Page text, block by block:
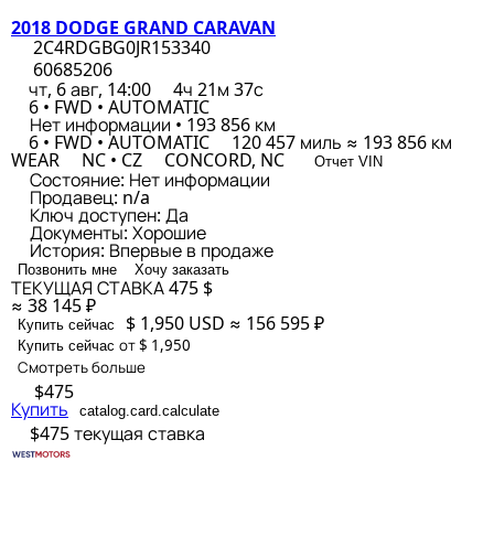
2018 DODGE GRAND CARAVAN
2C4RDGBG0JR153340
60685206
чт, 6 авг, 14:00
4ч 21м 37с
6 • FWD • AUTOMATIC
Нет информации • 193 856 км
6 • FWD • AUTOMATIC 120 457 миль ≈ 193 856 км
WEAR NC • CZ CONCORD, NC Отчет VIN
Состояние: Нет информации
Продавец: n/a
Ключ доступен: Да
Документы: Хорошие
История: Впервые в продаже
Позвонить мне Хочу заказать
ТЕКУЩАЯ СТАВКА475 $
≈ 38 145 ₽
Купить сейчас $ 1,950 USD ≈ 156 595 ₽
Купить сейчас от $ 1,950
Смотреть больше
$475
Купить catalog.card.calculate
$475текущая ставка